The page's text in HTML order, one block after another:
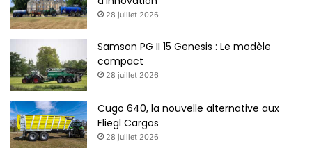
28 juillet 2026
Samson PG II 15 Genesis : Le modèle
compact
28 juillet 2026
Cugo 640, la nouvelle alternative aux
Fliegl Cargos
28 juillet 2026